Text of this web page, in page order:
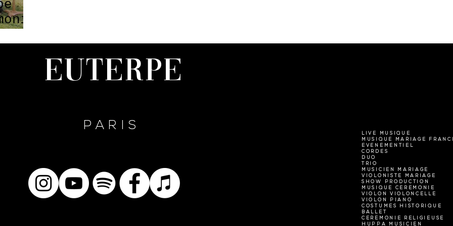
Euterpe
PARIS
LIVE MUSIQUE
MUSIQUE MARIAGE
EVENEMENTIEL
CORDES
DUO
TRIO
MUSICIEN MARIAGE
VIOLONISTE MARIAGE
SHOW PRODUCTION
MUSIQUE CEREMONIE
VIOLON VIOLONCELLE
VIOLON PIANO
COSTUMES HISTORIQUE
BALLET
CEREMONIE RELIGIEUSE
HUPPA MUSICIEN